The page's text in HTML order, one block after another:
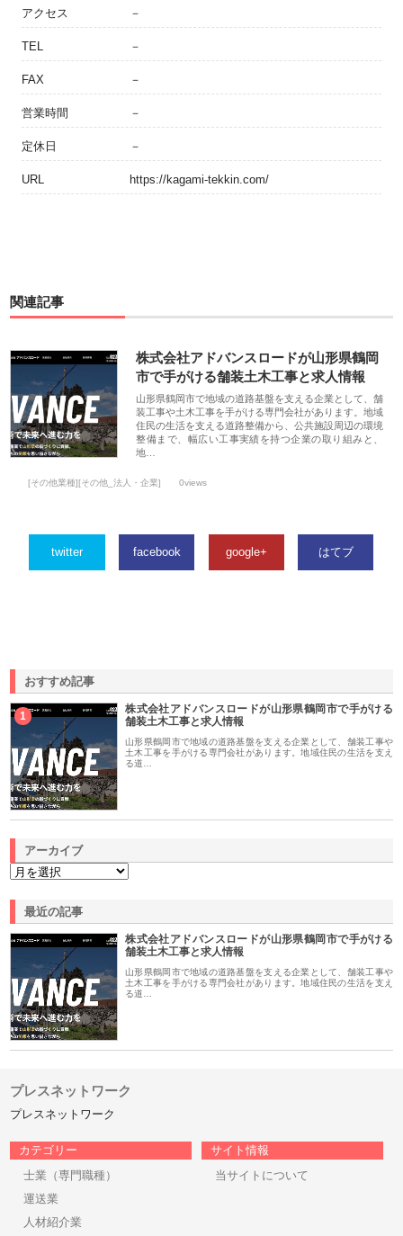
アクセス －
TEL －
FAX －
営業時間 －
定休日 －
URL https://kagami-tekkin.com/
関連記事
株式会社アドバンスロードが山形県鶴岡
市で手がける舗装土木工事と求人情報
山形県鶴岡市で地域の道路基盤を支える企業として、舗
装工事や土木工事を手がける専門会社があります。地域
住民の生活を支える道路整備から、公共施設周辺の環境
整備まで、幅広い工事実績を持つ企業の取り組みと、
地…
[その他業種][その他_法人・企業] 0views
twitter facebook google+ はてブ
おすすめ記事
1
株式会社アドバンスロードが山形県鶴岡市で手がける
舗装土木工事と求人情報
山形県鶴岡市で地域の道路基盤を支える企業として、舗装工事や
土木工事を手がける専門会社があります。地域住民の生活を支え
る道…
アーカイブ
最近の記事
株式会社アドバンスロードが山形県鶴岡市で手がける
舗装土木工事と求人情報
山形県鶴岡市で地域の道路基盤を支える企業として、舗装工事や
土木工事を手がける専門会社があります。地域住民の生活を支え
る道…
プレスネットワーク
プレスネットワーク
カテゴリー
士業（専門職種）
運送業
人材紹介業
サイト情報
当サイトについて